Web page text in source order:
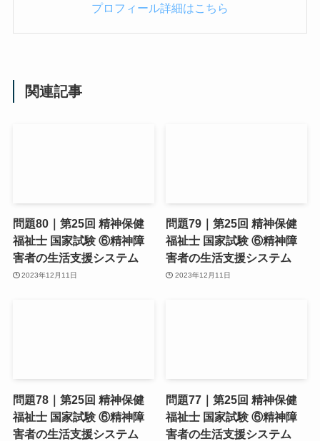
プロフィール詳細はこちら
関連記事
問題80｜第25回 精神保健
福祉士 国家試験 ⑥精神障
害者の生活支援システム
2023年12月11日
問題79｜第25回 精神保健
福祉士 国家試験 ⑥精神障
害者の生活支援システム
2023年12月11日
問題78｜第25回 精神保健
福祉士 国家試験 ⑥精神障
害者の生活支援システム
問題77｜第25回 精神保健
福祉士 国家試験 ⑥精神障
害者の生活支援システム